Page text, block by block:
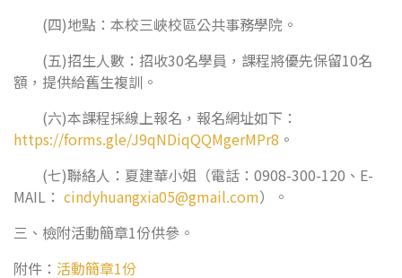
(四)地點：本校三峽校區公共事務學院。
(五)招生人數：招收30名學員，課程將優先保留10名
額，提供給舊生複訓。
(六)本課程採線上報名，報名網址如下：
https://forms.gle/J9qNDiqQQMgerMPr8 。
(七)聯絡人：夏建華小姐（電話：0908-300-120、E-
MAIL： cindyhuangxia05@gmail.com）。
三、檢附活動簡章1份供參。
附件： 活動簡章1份